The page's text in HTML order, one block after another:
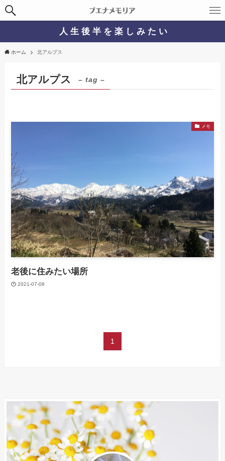
人 生 後 半 を 楽 し み た い
ホーム 北アルプス
北アルプス – tag –
メモ
老後に住みたい場所
2021-07-08
1